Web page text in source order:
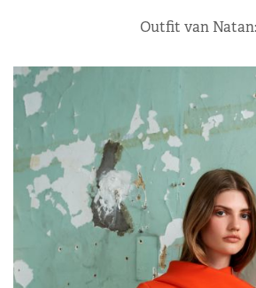
Outfit van Natan: